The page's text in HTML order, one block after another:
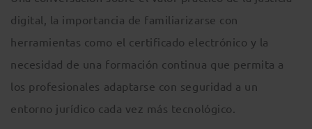
digital, la importancia de familiarizarse con
herramientas como el certificado electrónico y la
necesidad de una formación continua que permita a
los profesionales adaptarse con seguridad a un
entorno jurídico cada vez más tecnológico.